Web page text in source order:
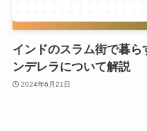
インドのスラム街で暮
ンデレラについて解説
2024年6月21日